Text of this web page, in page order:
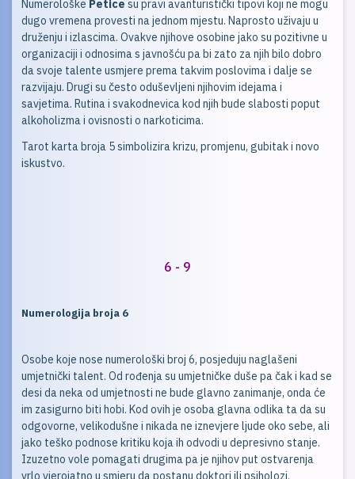
Numerološke Petice su pravi avanturistički tipovi koji ne mogu
dugo vremena provesti na jednom mjestu. Naprosto uživaju u
druženju i izlascima. Ovakve njihove osobine jako su pozitivne u
organizaciji i odnosima s javnošću pa bi zato za njih bilo dobro
da svoje talente usmjere prema takvim poslovima i dalje se
razvijaju. Drugi su često oduševljeni njihovim idejama i
savjetima. Rutina i svakodnevica kod njih bude slabosti poput
alkoholizma i ovisnosti o narkoticima.
Tarot karta broja 5 simbolizira krizu, promjenu, gubitak i novo
iskustvo.
6 - 9
Numerologija broja 6
Osobe koje nose numerološki broj 6, posjeduju naglašeni
umjetnički talent. Od rođenja su umjetničke duše pa čak i kad se
desi da neka od umjetnosti ne bude glavno zanimanje, onda će
im zasigurno biti hobi. Kod ovih je osoba glavna odlika ta da su
odgovorne, velikodušne i nikada ne iznevjere ljude oko sebe, ali
jako teško podnose kritiku koja ih odvodi u depresivno stanje.
Izuzetno vole pomagati drugima pa je njihov put ostvarenja
vrlo vjerojatno u smjeru da postanu doktori ili psiholozi.